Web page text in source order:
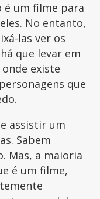
é um filme para
No entanto,
las ver os
que levar em
existe
que
assistir um
Sabem
Mas, a maioria
é um filme,